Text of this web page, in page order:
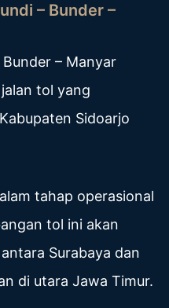
– Bunder –
– Manyar
tol yang
Sidoarjo
tahap operasional
tol ini akan
Surabaya dan
di utara Jawa Timur.